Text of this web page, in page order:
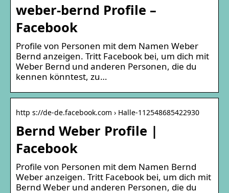
weber-bernd Profile –
Facebook
Profile von Personen mit dem Namen Weber
Bernd anzeigen. Tritt Facebook bei, um dich mit
Weber Bernd und anderen Personen, die du
kennen könntest, zu…
http s://de-de.facebook.com › Halle-112548685422930
Bernd Weber Profile |
Facebook
Profile von Personen mit dem Namen Bernd
Weber anzeigen. Tritt Facebook bei, um dich mit
Bernd Weber und anderen Personen, die du